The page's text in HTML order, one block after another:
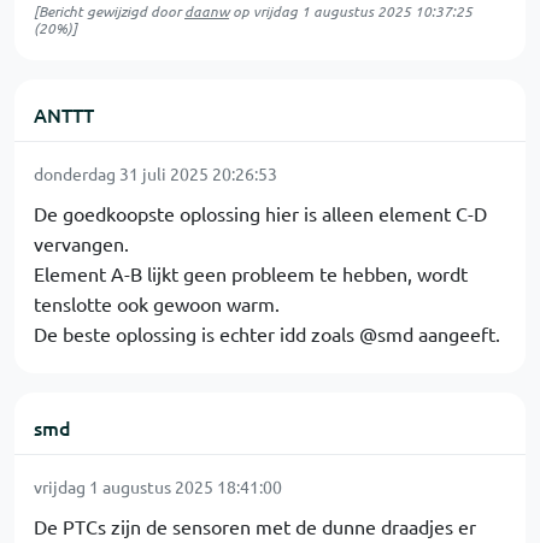
[Bericht gewijzigd doordaanwop vrijdag 1 augustus 2025 10:37:25
(20%)]
ANTTT
donderdag 31 juli 2025 20:26:53
De goedkoopste oplossing hier is alleen element C-D
vervangen.
Element A-B lijkt geen probleem te hebben, wordt
tenslotte ook gewoon warm.
De beste oplossing is echter idd zoals @smd aangeeft.
smd
vrijdag 1 augustus 2025 18:41:00
De PTCs zijn de sensoren met de dunne draadjes er